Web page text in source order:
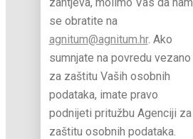
se obratite na
agnitum@agnitum.hr. Ako
sumnjate na povredu vezano
za zaštitu Vaših osobnih
podataka, imate pravo
podnijeti pritužbu Agenciji za
zaštitu osobnih podataka.